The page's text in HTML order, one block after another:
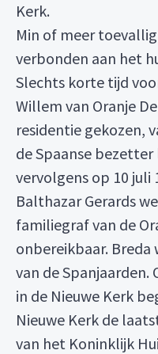
Kerk.
Min of meer
verbonden aan het
Slechts korte tijd
Willem van Oranje
residentie gekozen,
de Spaanse
vervolgens op 10 juli
Balthazar Gerards
familiegraf van de
onbereikbaar. Breda
van de Spanjaarden.
in de Nieuwe Kerk
Nieuwe Kerk de
van het Koninklijk